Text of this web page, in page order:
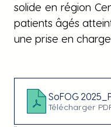
solide en région
patients âgés
une prise en
SoFOG
Télécharger